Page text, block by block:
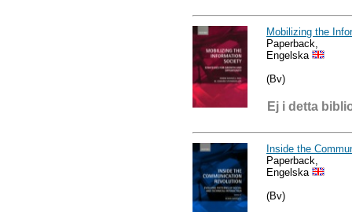
Mobilizing the
Paperback,
Engelska
(Bv)
Ej i detta
Inside the
Paperback,
Engelska
(Bv)